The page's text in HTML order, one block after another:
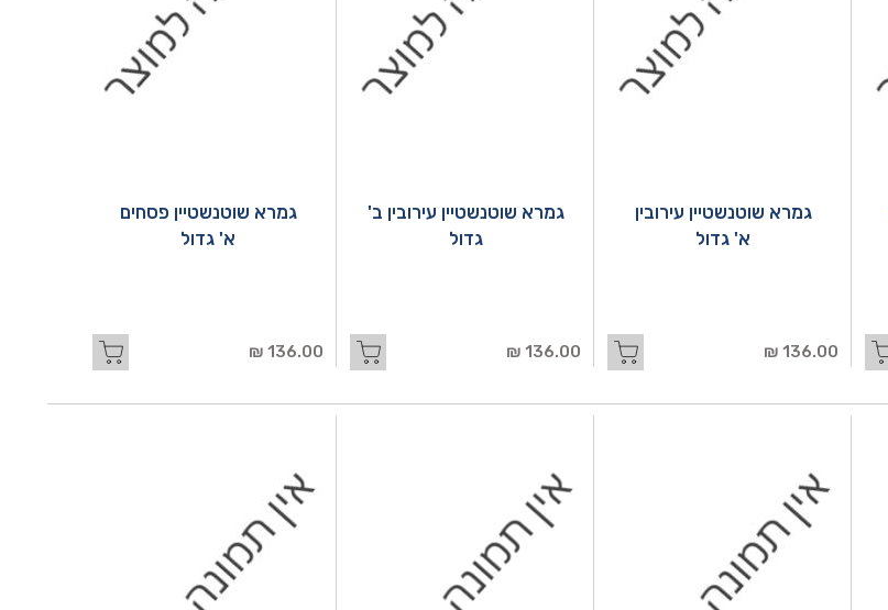
גמרא שוטנשטיין עירובין
א' גדול
136.00 ₪
גמרא שוטנשטיין עירובין ב'
גדול
136.00 ₪
גמרא שוטנשטיין פסחים
א' גדול
136.00 ₪